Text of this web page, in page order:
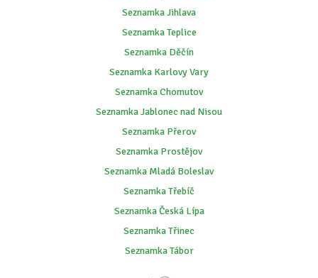
Seznamka Jihlava
Seznamka Teplice
Seznamka Děčín
Seznamka Karlovy Vary
Seznamka Chomutov
Seznamka Jablonec nad Nisou
Seznamka Přerov
Seznamka Prostějov
Seznamka Mladá Boleslav
Seznamka Třebíč
Seznamka Česká Lípa
Seznamka Třinec
Seznamka Tábor